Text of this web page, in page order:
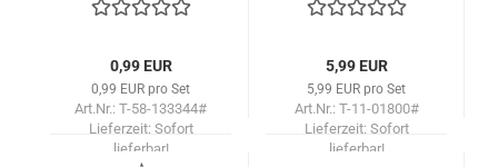
0,99 EUR
0,99 EUR pro Set
Art.Nr.: T-58-133344#
Lieferzeit: Sofort
lieferbar!
5,99 EUR
5,99 EUR pro Set
Art.Nr.: T-11-01800#
Lieferzeit: Sofort
lieferbar!